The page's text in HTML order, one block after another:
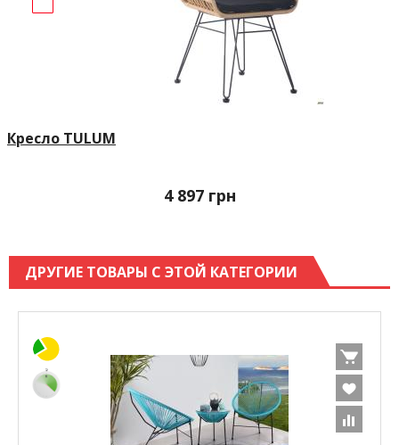
Кресло TULUM
4 897 грн
ДРУГИЕ ТОВАРЫ С ЭТОЙ КАТЕГОРИИ